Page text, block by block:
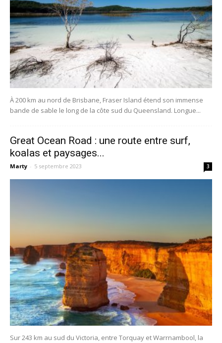
À 200 km au nord de Brisbane, Fraser Island étend son immense
bande de sable le long de la côte sud du Queensland. Longue...
Great Ocean Road : une route entre surf,
koalas et paysages...
Marty - 5 septembre 2023 3
Sur 243 km au sud du Victoria, entre Torquay et Warrnambool, la